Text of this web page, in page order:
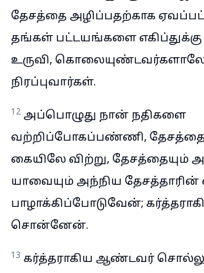
தேசத்தை அழிப்பதற்காக
தங்கள் பட்டயங்களை
உருவி,
நிரப்புவார்கள்.
12 அப்பொழுது நான் நதிகளை
வற்றிப்போகப்பண்ணி,
கையிலே விற்று, தேசத்தையும்
யாவையும் அந்நிய
பாழாக்கிப்போடுவேன்;
சொன்னேன்.
13 கர்த்தராகிய ஆண்டவர்